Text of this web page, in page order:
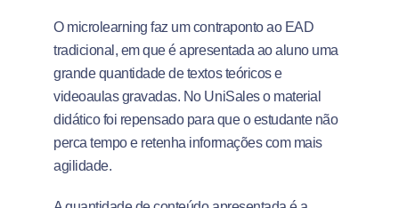
O microlearning faz um contraponto ao EAD
tradicional, em que é apresentada ao aluno uma
grande quantidade de textos teóricos e
videoaulas gravadas. No UniSales o material
didático foi repensado para que o estudante não
perca tempo e retenha informações com mais
agilidade.